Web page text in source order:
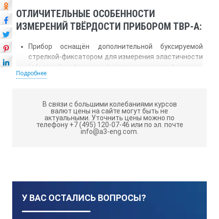
ОТЛИЧИТЕЛЬНЫЕ ОСОБЕННОСТИ
ИЗМЕРЕНИЙ ТВЁРДОСТИ ПРИБОРОМ ТВР-А:
Прибор оснащён дополнительной буксируемой
стрелкой-фиксатором для измерения эластичности
(обратной деформации) полимеров и для фиксации
измеренного значения при мгновенных замерах
Корпус с удлинённой гильзой позволяет измерять
твёрдость изделий с повышенной точностью,
недоступной для твердомеров с короткой гильзой
или вовсе без неё.
ТЕХНИЧЕСКИЕ ХАРАКТЕРИСТИКИ
ШТАТИВА ТВР-АМ С ТВЕРДОМЕРОМ
ТВР-A:
Подробнее
В связи с большими колебаниями курсов
валют цены на сайте могут быть не
актуальными. Уточнить цены можно по
телефону +7 (495) 120-07-46 или по эл. почте
info@a3-eng.com.
У ВАС ОСТАЛИСЬ ВОПРОСЫ?